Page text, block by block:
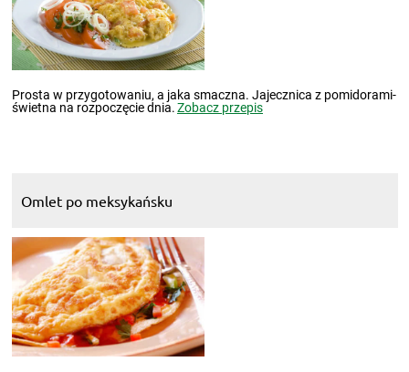
Prosta w przygotowaniu, a jaka smaczna. Jajecznica z pomidorami-
świetna na rozpoczęcie dnia.Zobacz przepis
Omlet po meksykańsku